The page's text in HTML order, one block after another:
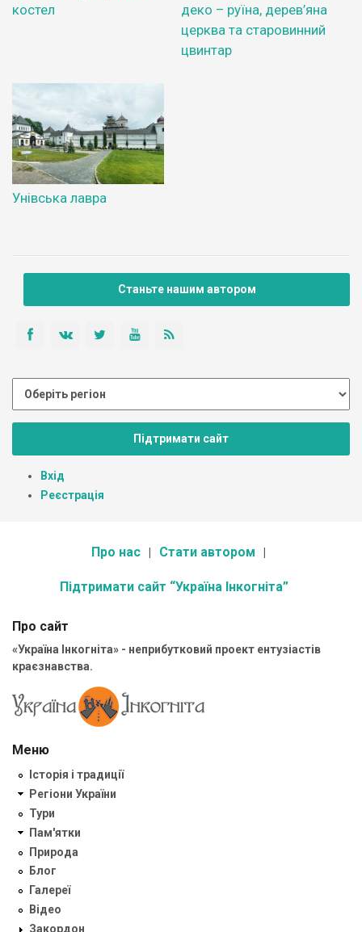
костел
деко – руїна, дерев’яна
церква та старовинний
цвинтар
Унівська лавра
Станьте нашим автором
Підтримати сайт
Вхід
Реєстрація
Про нас Стати автором
Підтримати сайт “Україна Інкогніта”
Про сайт
«Україна Інкогніта» - неприбутковий проект ентузіастів
краєзнавства.
Меню
Історія і традиції
Регіони України
Тури
Пам'ятки
Природа
Блог
Галереї
Відео
Закордон